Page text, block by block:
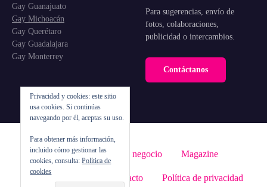
Gay Guanajuato
Gay Michoacán
Gay Querétaro
Gay Guadalajara
Gay Monterrey
Para sugerencias, envío de
fotos, colaboraciones,
publicidad o intercambios.
Contáctanos
Privacidad y cookies: este sitio
usa cookies. Si continúas
navegando por él, aceptas su uso.
Para obtener más información,
incluido cómo gestionar las
cookies, consulta:Política de
cookies
Inicio Registra tu negocio Magazine
¿Quiénes somos? Contacto Política de privacidad